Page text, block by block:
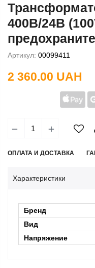
400В/24В
Артикул: 00099411
2 360.00 UAH
ОПЛАТА И ДОСТАВКА
Характеристики
Бренд
Вид
Напряжение